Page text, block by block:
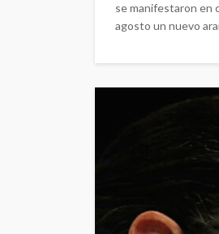
se manifestaron en
agosto un nuevo